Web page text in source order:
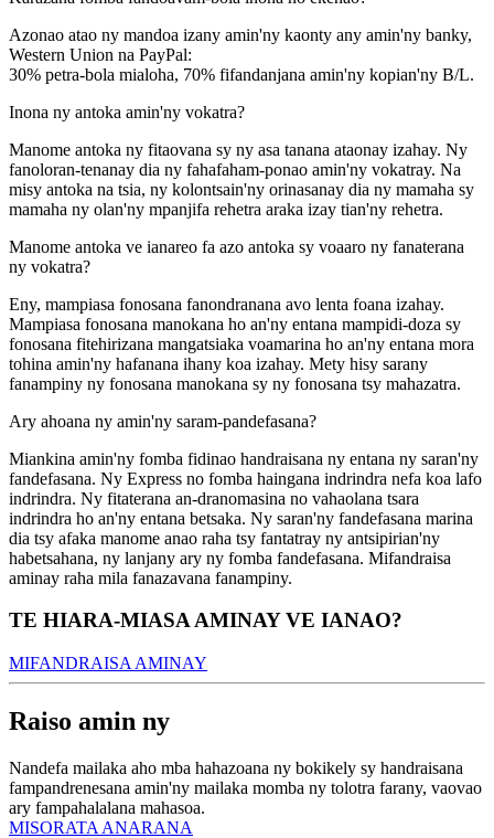
Azonao atao ny mandoa izany amin'ny kaonty any amin'ny banky,
Western Union na PayPal:
30% petra-bola mialoha, 70% fifandanjana amin'ny kopian'ny B/L.
Inona ny antoka amin'ny vokatra?
Manome antoka ny fitaovana sy ny asa tanana ataonay izahay. Ny
fanoloran-tenanay dia ny fahafaham-ponao amin'ny vokatray. Na
misy antoka na tsia, ny kolontsain'ny orinasanay dia ny mamaha sy
mamaha ny olan'ny mpanjifa rehetra araka izay tian'ny rehetra.
Manome antoka ve ianareo fa azo antoka sy voaaro ny fanaterana
ny vokatra?
Eny, mampiasa fonosana fanondranana avo lenta foana izahay.
Mampiasa fonosana manokana ho an'ny entana mampidi-doza sy
fonosana fitehirizana mangatsiaka voamarina ho an'ny entana mora
tohina amin'ny hafanana ihany koa izahay. Mety hisy sarany
fanampiny ny fonosana manokana sy ny fonosana tsy mahazatra.
Ary ahoana ny amin'ny saram-pandefasana?
Miankina amin'ny fomba fidinao handraisana ny entana ny saran'ny
fandefasana. Ny Express no fomba haingana indrindra nefa koa lafo
indrindra. Ny fitaterana an-dranomasina no vahaolana tsara
indrindra ho an'ny entana betsaka. Ny saran'ny fandefasana marina
dia tsy afaka manome anao raha tsy fantatray ny antsipirian'ny
habetsahana, ny lanjany ary ny fomba fandefasana. Mifandraisa
aminay raha mila fanazavana fanampiny.
TE HIARA-MIASA AMINAY VE IANAO?
MIFANDRAISA AMINAY
Raiso amin ny
Nandefa mailaka aho mba hahazoana ny bokikely sy handraisana
fampandrenesana amin'ny mailaka momba ny tolotra farany, vaovao
ary fampahalalana mahasoa.
MISORATA ANARANA